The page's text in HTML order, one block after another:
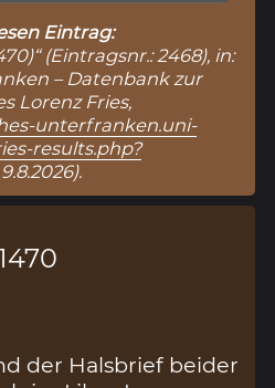
Eintrag:
(Eintragsnr.: 2468), in:
– Datenbank zur
Lorenz Fries,
unterfranken.uni-
results.php?
der Halsbrief beider